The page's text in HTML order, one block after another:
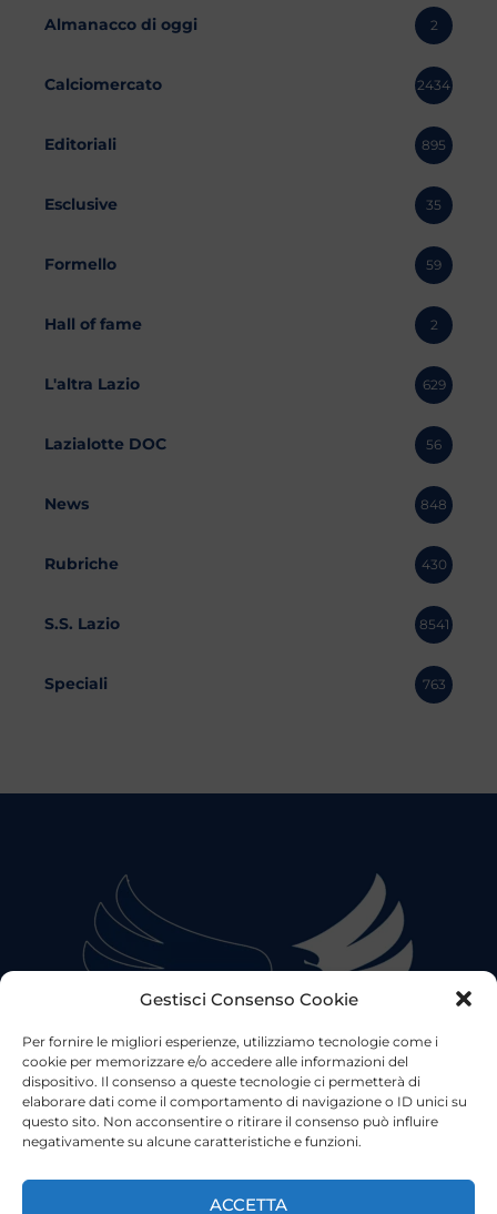
Gestisci Consenso Cookie
Per fornire le migliori esperienze, utilizziamo tecnologie come i
cookie per memorizzare e/o accedere alle informazioni del
dispositivo. Il consenso a queste tecnologie ci permetterà di
elaborare dati come il comportamento di navigazione o ID unici su
questo sito. Non acconsentire o ritirare il consenso può influire
negativamente su alcune caratteristiche e funzioni.
ACCETTA
Almanacco di oggi 2
Calciomercato 2434
Editoriali 895
Esclusive 35
Formello 59
Hall of fame 2
L'altra Lazio 629
Lazialotte DOC 56
News 848
Rubriche 430
S.S. Lazio 8541
Speciali 763
©2023 Tutti i diritti riservatiLazio Live TV